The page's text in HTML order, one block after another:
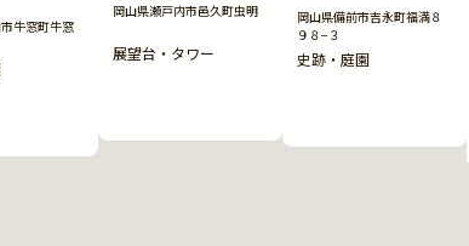
牛窓町牛窓
岡山県瀬戸内市邑久町虫明
展望台・タワー
岡山県備前市吉永町福満８
９８−３
史跡・庭園